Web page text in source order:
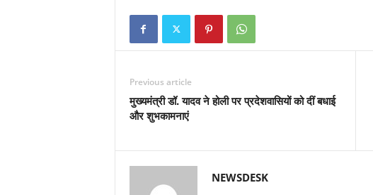
Previous article
मुख्यमंत्री डॉ. यादव ने होली पर प्रदेशवासियों को दीं बधाई
और शुभकामनाएं
NEWSDESK